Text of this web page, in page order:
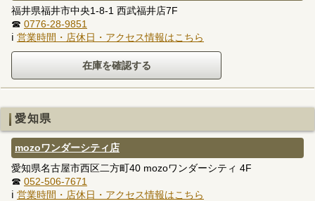
福井県福井市中央1-8-1 西武福井店7F
☎ 0776-28-9851
ℹ 営業時間・店休日・アクセス情報はこちら
愛知県
mozoワンダーシティ店
愛知県名古屋市西区二方町40 mozoワンダーシティ 4F
☎ 052-506-7671
ℹ 営業時間・店休日・アクセス情報はこちら